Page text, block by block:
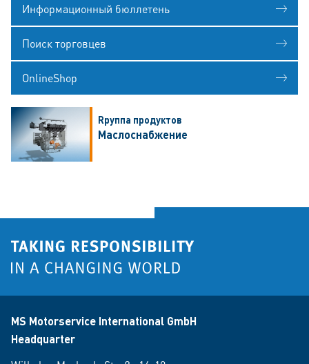
Информационный бюллетень
Поиск торговцев
OnlineShop
Rруппа продуктов
Маслоснабжение
MS Motorservice International GmbH
Headquarter